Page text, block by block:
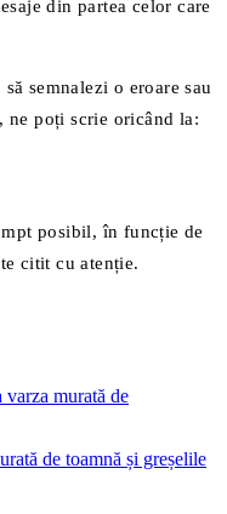
din partea celor care
semnalezi o eroare sau
ne poți scrie oricând la:
posibil, în funcție de
citit cu atenție.
de toamnă și greșelile